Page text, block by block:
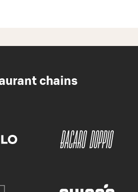
chains